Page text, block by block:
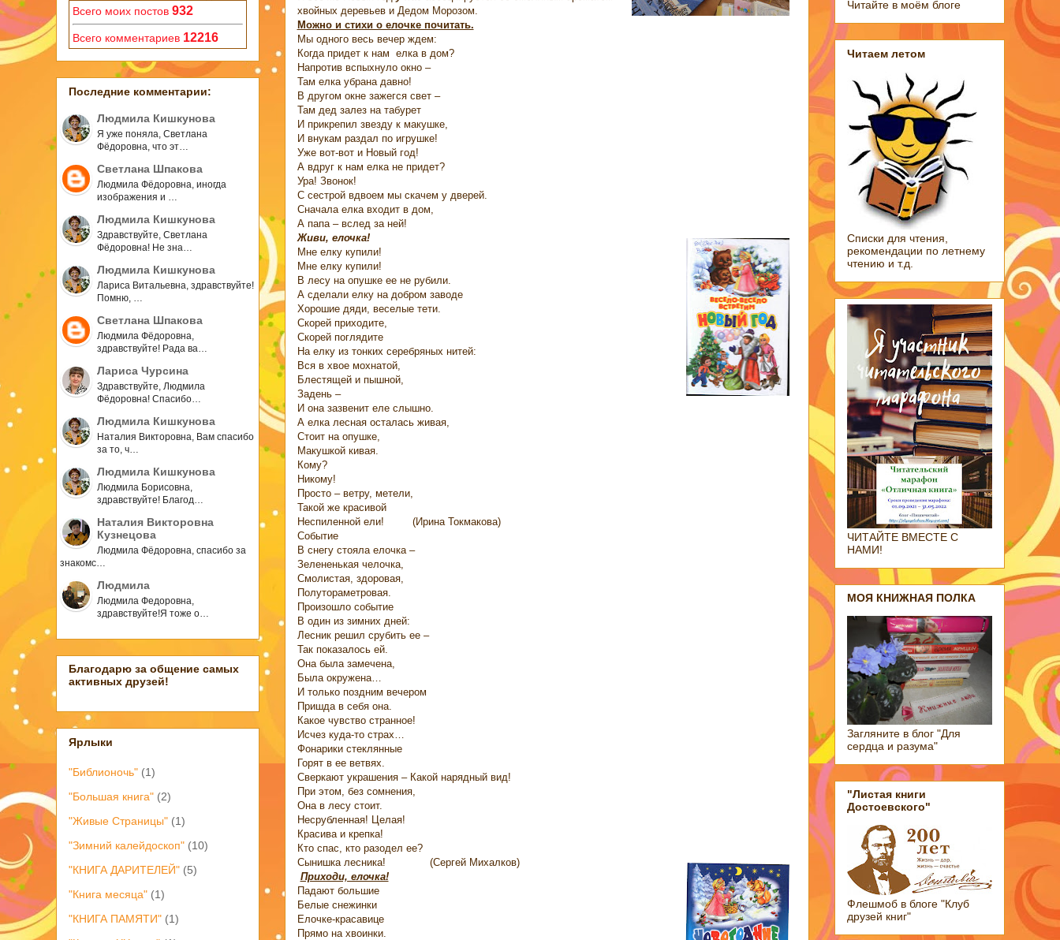
хвойных деревьев и Дедом Морозом.
Можно и стихи о елочке почитать.
Мы одного весь вечер ждем:
Когда придет к нам елка в дом?
Напротив вспыхнуло окно –
Там елка убрана давно!
В другом окне зажегся свет –
Там дед залез на табурет
И прикрепил звезду к макушке,
И внукам раздал по игрушке!
Уже вот-вот и Новый год!
А вдруг к нам елка не придет?
Ура! Звонок!
С сестрой вдвоем мы скачем у дверей.
Сначала елка входит в дом,
А папа – вслед за ней!
Живи, елочка!
Мне елку купили!
Мне елку купили!
В лесу на опушке ее не рубили.
А сделали елку на добром заводе
Хорошие дяди, веселые тети.
Скорей приходите,
Скорей поглядите
На елку из тонких серебряных нитей:
Вся в хвое мохнатой,
Блестящей и пышной,
Задень –
И она зазвенит еле слышно.
А елка лесная осталась живая,
Стоит на опушке,
Макушкой кивая.
Кому?
Никому!
Просто – ветру, метели,
Такой же красивой
Неспиленной ели! (Ирина Токмакова)
Событие
В снегу стояла елочка –
Зелененькая челочка,
Смолистая, здоровая,
Полутораметровая.
Произошло событие
В один из зимних дней:
Лесник решил срубить ее –
Так показалось ей.
Она была замечена,
Была окружена…
И только поздним вечером
Пришда в себя она.
Какое чувство странное!
Исчез куда-то страх…
Фонарики стеклянные
Горят в ее ветвях.
Сверкают украшения – Какой нарядный вид!
При этом, без сомнения,
Она в лесу стоит.
Несрубленная! Целая!
Красива и крепка!
Кто спас, кто разодел ее?
Сынишка лесника! (Сергей Михалков)
Приходи, елочка!
Падают большие
Белые снежинки
Елочке-красавице
Прямо на хвоинки.
Всего моих постов 932
Всего комментариев 12216
Последние комментарии:
Людмила Кишкунова
Я уже поняла, Светлана
Фёдоровна, что эт…
Светлана Шпакова
Людмила Фёдоровна, иногда
изображения и …
Людмила Кишкунова
Здравствуйте, Светлана
Фёдоровна! Не зна…
Людмила Кишкунова
Лариса Витальевна, здравствуйте!
Помню, …
Светлана Шпакова
Людмила Фёдоровна,
здравствуйте! Рада ва…
Лариса Чурсина
Здравствуйте, Людмила
Фёдоровна! Спасибо…
Людмила Кишкунова
Наталия Викторовна, Вам спасибо
за то, ч…
Людмила Кишкунова
Людмила Борисовна,
здравствуйте! Благод…
Наталия Викторовна
Кузнецова
Людмила Фёдоровна, спасибо за
знакомс…
Людмила
Людмила Федоровна,
здравствуйте!Я тоже о…
Благодарю за общение самых
активных друзей!
Ярлыки
"Библионочь" (1)
"Большая книга" (2)
"Живые Страницы" (1)
"Зимний калейдоскоп" (10)
"КНИГА ДАРИТЕЛЕЙ" (5)
"Книга месяца" (1)
"КНИГА ПАМЯТИ" (1)
Читайте в моём блоге
Читаем летом
Списки для чтения,
рекомендации по летнему
чтению и т.д.
ЧИТАЙТЕ ВМЕСТЕ С
НАМИ!
МОЯ КНИЖНАЯ ПОЛКА
Загляните в блог "Для
сердца и разума"
"Листая книги
Достоевского"
Флешмоб в блоге "Клуб
друзей книг"